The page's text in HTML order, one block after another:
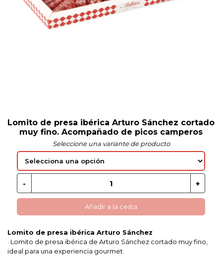
GLUTEN
Lomito de presa ibérica Arturo Sánchez cortado
muy fino. Acompañado de picos camperos
Seleccione una variante de producto
Añadir a la cesta
Lomito de presa ibérica Arturo Sánchez
· Lomito de presa ibérica de Arturo Sánchez cortado muy fino,
ideal para una experiencia gourmet.